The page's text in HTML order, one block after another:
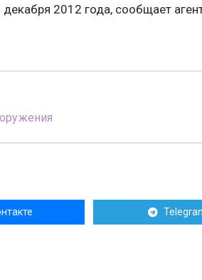
декабря 2012 года, сообщает